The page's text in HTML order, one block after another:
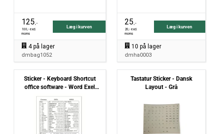
125,-
100,- excl.
moms
Læg i kurven
4på lager
dmbag1052
25,-
20,- excl.
moms
Læg i kurven
10 på lager
dmha0003
Sticker - Keyboard Shortcut
office software - Word Exel
Windows - transparent
Tastatur Sticker - Dansk
Layout - Grå